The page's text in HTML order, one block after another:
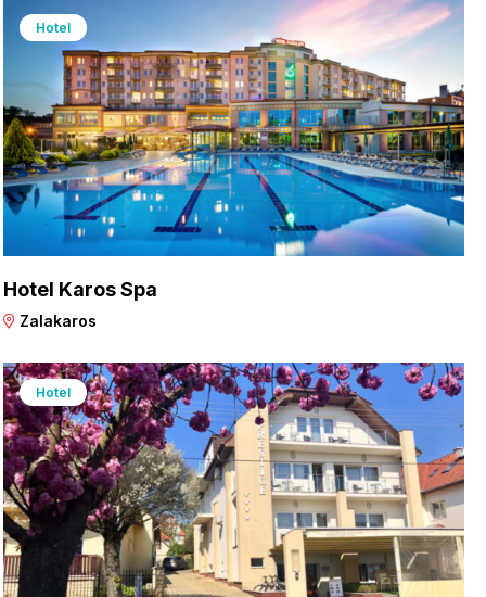
Hotel
Hotel Karos Spa
Zalakaros
Hotel